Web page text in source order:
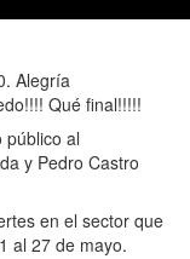
Alegría
Qué final!!!!!
público al
y Pedro Castro
en el sector que
al 27 de mayo.